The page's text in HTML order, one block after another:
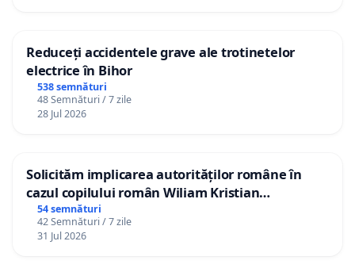
Reduceți accidentele grave ale trotinetelor
electrice în Bihor
538 semnături
48 Semnături / 7 zile
28 Jul 2026
Solicităm implicarea autorităților române în
cazul copilului român Wiliam Kristian
Gheorghe, aflat în plasament în Danemarca de
12 ani
54 semnături
42 Semnături / 7 zile
31 Jul 2026